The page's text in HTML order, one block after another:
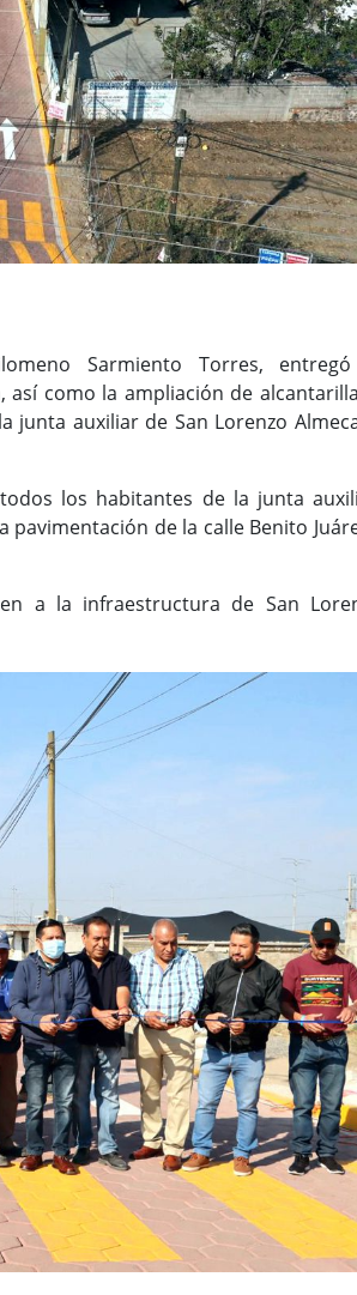
Sarmiento Torres,
como la ampliación de
junta auxiliar de San Lorenzo
los habitantes de la junta
de la calle Benito
a la infraestructura de San